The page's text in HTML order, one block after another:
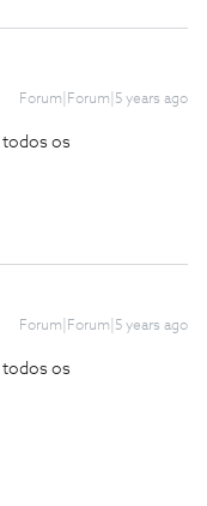
Forum|Forum|5 years ago
todos os
Forum|Forum|5 years ago
todos os